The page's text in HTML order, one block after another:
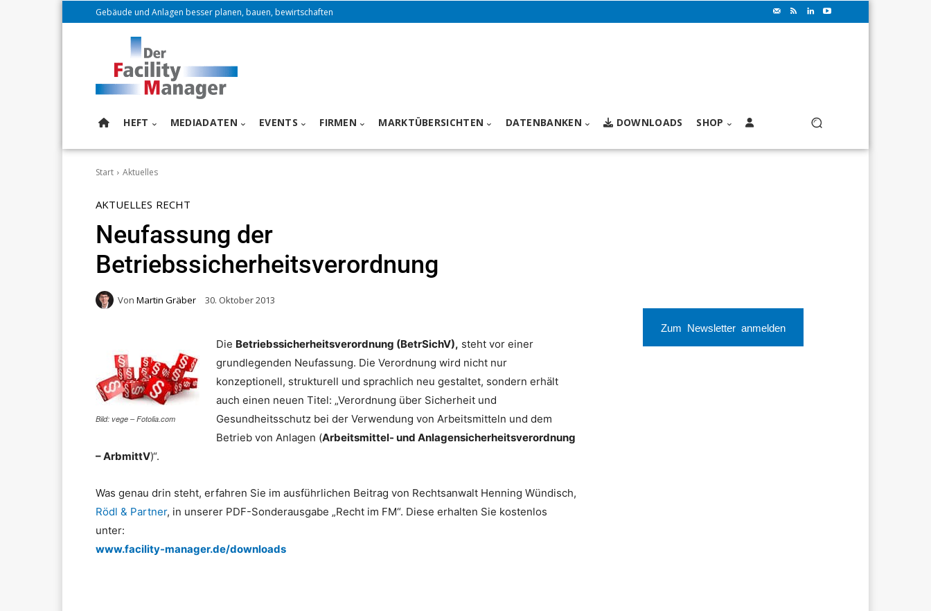
Gebäude und Anlagen besser planen, bauen, bewirtschaften
HEFT MEDIADATEN EVENTS FIRMEN MARKTÜBERSICHTEN DATENBANKEN DOWNLOADS SHOP
Start Aktuelles
AKTUELLES RECHT
Neufassung der
Betriebssicherheitsverordnung
Von Martin Gräber 30. Oktober 2013
Bild: vege – Fotolia.com
Die Betriebssicherheitsverordnung (BetrSichV), steht vor einer
grundlegenden Neufassung. Die Verordnung wird nicht nur
konzeptionell, strukturell und sprachlich neu gestaltet, sondern erhält
auch einen neuen Titel: „Verordnung über Sicherheit und
Gesundheitsschutz bei der Verwendung von Arbeitsmitteln und dem
Betrieb von Anlagen (Arbeitsmittel- und Anlagensicherheitsverordnung
– ArbmittV)“.
Was genau drin steht, erfahren Sie im ausführlichen Beitrag von Rechtsanwalt Henning Wündisch,
Rödl & Partner, in unserer PDF-Sonderausgabe „Recht im FM“. Diese erhalten Sie kostenlos
unter:
www.facility-manager.de/downloads
Zum Newsletter anmelden